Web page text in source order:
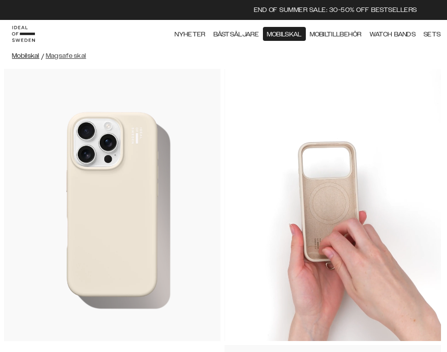
END OF SUMMER SALE: 30-50% OFF BESTSELLERS
NYHETER BÄSTSÄLJARE MOBILSKAL MOBILTILLBEHÖR WATCH BANDS SETS
Mobilskal / Magsafe skal